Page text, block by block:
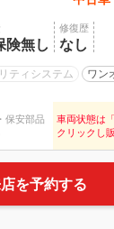
険無し
修復歴
なし
ティシステム ワン
保安部品
車両状態は
クリックし
を予約する